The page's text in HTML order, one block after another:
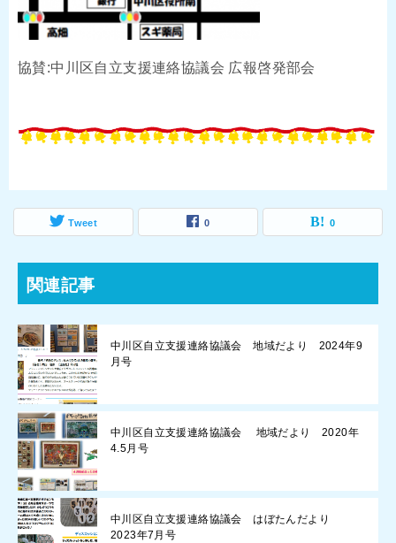
協賛:中川区自立支援連絡協議会 広報啓発部会
Tweet 0 0
関連記事
中川区自立支援連絡協議会 地域だより 2024年9
月号
中川区自立支援連絡協議会 地域だより 2020年
4.5月号
中川区自立支援連絡協議会 はぼたんだより
2023年7月号